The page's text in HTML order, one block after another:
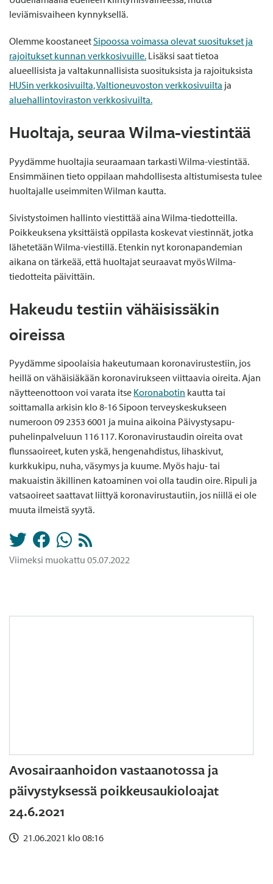
leviämisvaiheen kynnyksellä.
Olemme koostaneetSipoossa voimassa olevat suositukset ja
rajoitukset kunnan verkkosivuille. Lisäksi saat tietoa
alueellisista ja valtakunnallisista suosituksista ja rajoituksista
HUSin verkkosivuilta,Valtioneuvoston verkkosivuilta ja
aluehallintoviraston verkkosivuilta.
Huoltaja, seuraa Wilma-viestintää
Pyydämme huoltajia seuraamaan tarkasti Wilma-viestintää.
Ensimmäinen tieto oppilaan mahdollisesta altistumisesta tulee
huoltajalle useimmiten Wilman kautta.
Sivistystoimen hallinto viestittää aina Wilma-tiedotteilla.
Poikkeuksena yksittäistä oppilasta koskevat viestinnät, jotka
lähetetään Wilma-viestillä. Etenkin nyt koronapandemian
aikana on tärkeää, että huoltajat seuraavat myös Wilma-
tiedotteita päivittäin.
Hakeudu testiin vähäisissäkin
oireissa
Pyydämme sipoolaisia hakeutumaan koronavirustestiin, jos
heillä on vähäisiäkään koronavirukseen viittaavia oireita. Ajan
näytteenottoon voi varata itse Koronabotin kautta tai
soittamalla arkisin klo 8-16 Sipoon terveyskeskukseen
numeroon 09 2353 6001 ja muina aikoina Päivystysapu-
puhelinpalveluun 116 117. Koronavirustaudin oireita ovat
flunssaoireet, kuten yskä, hengenahdistus, lihaskivut,
kurkkukipu, nuha, väsymys ja kuume. Myös haju- tai
makuaistin äkillinen katoaminen voi olla taudin oire. Ripuli ja
vatsaoireet saattavat liittyä koronavirustautiin, jos niillä ei ole
muuta ilmeistä syytä.
Viimeksi muokattu 05.07.2022
Avosairaanhoidon vastaanotossa ja
päivystyksessä poikkeusaukioloajat
24.6.2021
21.06.2021 klo 08:16